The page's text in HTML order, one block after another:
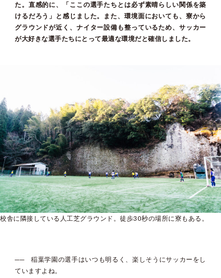
た。直感的に、「ここの選手たちとは必ず素晴らしい関係を築
けるだろう」と感じました。また、環境面においても、寮から
グラウンドが近く、ナイター設備も整っているため、サッカー
が大好きな選手たちにとって最適な環境だと確信しました。
校舎に隣接している人工芝グラウンド。徒歩30秒の場所に寮もある。
── 稲葉学園の選手はいつも明るく、楽しそうにサッカーをし
ていますよね。